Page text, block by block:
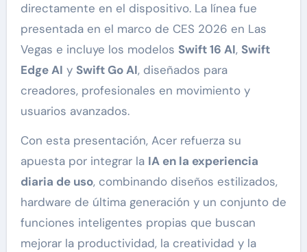
directamente en el dispositivo. La línea fue
presentada en el marco de CES 2026 en Las
Vegas e incluye los modelos Swift 16 AI, Swift
Edge AI y Swift Go AI, diseñados para
creadores, profesionales en movimiento y
usuarios avanzados.
Con esta presentación, Acer refuerza su
apuesta por integrar la IA en la experiencia
diaria de uso, combinando diseños estilizados,
hardware de última generación y un conjunto de
funciones inteligentes propias que buscan
mejorar la productividad, la creatividad y la